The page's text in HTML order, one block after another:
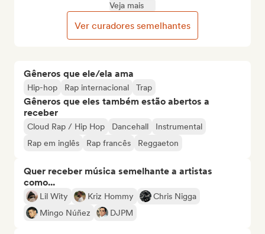
Gêneros que ele/ela ama
Hip-hop Rap internacional Trap
Gêneros que eles também estão abertos a
receber
Cloud Rap / Hip Hop Dancehall
Instrumental
Rap em inglês
Rap francês Reggaeton
Quer receber música semelhante a artistas
como...
Lil Wity Kriz Hommy
Chris Nigga
Mingo Núñez
DJPM
Veja mais
Ver curadores semelhantes